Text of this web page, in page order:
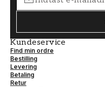
Kundeservice
Find min ordre
Bestilling
Levering
Betaling
Retur